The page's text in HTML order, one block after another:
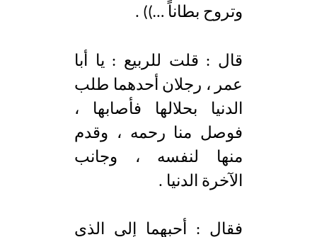
وتروح بطاناً …)) .
قال : قلت للربيع : يا أبا
عمر ، رجلان أحدهما طلب
الدنيا بحلالها فأصابها ،
فوصل منا رحمه ، وقدم
منها لنفسه ، وجانب
الآخرة الدنيا .
فقال : أحبهما إلي الذي